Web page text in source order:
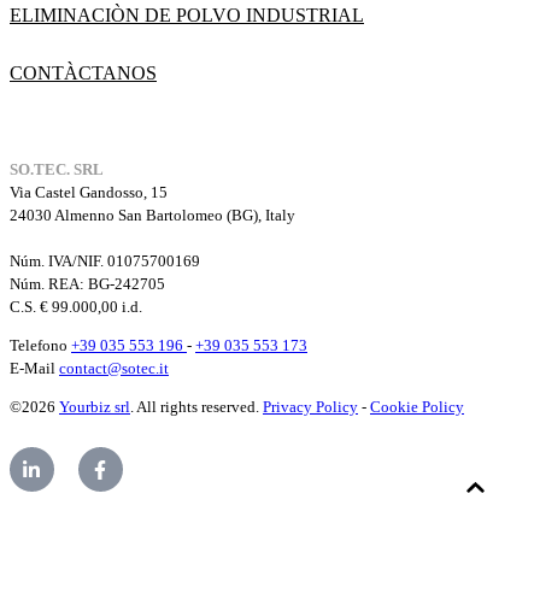
ELIMINACIÒN DE POLVO INDUSTRIAL
CONTÀCTANOS
SO.TEC. SRL
Via Castel Gandosso, 15
24030 Almenno San Bartolomeo (BG), Italy
Núm. IVA/NIF. 01075700169
Núm. REA: BG-242705
C.S. € 99.000,00 i.d.
Telefono +39 035 553 196 - +39 035 553 173
E-Mail contact@sotec.it
©2026 Yourbiz srl. All rights reserved. Privacy Policy - Cookie Policy